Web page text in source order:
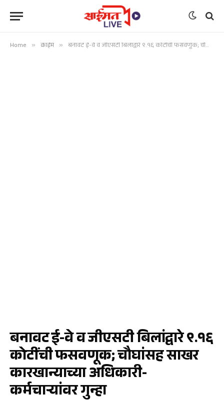
Home » क्राईम » बनावट ई-वे व जीएसटी बिलांद्वारे ९.१६ कोटींची फसवणूक; चौघांसह साखर कारखान्याच्या अधिकारी-कर्मचाऱ्यांवर गुन्हा
बनावट ई-वे व जीएसटी बिलांद्वारे ९.१६
कोटींची फसवणूक; चौघांसह साखर
कारखान्याच्या अधिकारी-
कर्मचाऱ्यांवर गुन्हा